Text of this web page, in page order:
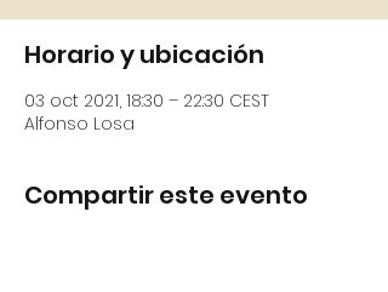
Horario y ubicación
03 oct 2021, 18:30 – 22:30 CEST
Alfonso Losa
Compartir este evento